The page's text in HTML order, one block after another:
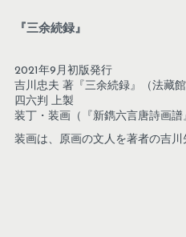
『三余続録』
2021年9月初版発行
吉川忠夫 著『三余続録』（法藏館
四六判 上製
装丁・装画（『新鐫六言唐詩画譜
装画は、原画の文人を著者の吉川